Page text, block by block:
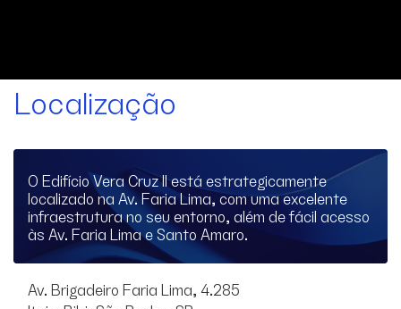
Localização
Av. Brigadeiro Faria Lima, 4.285
O Edifício Vera Cruz II está estrategicamente
localizado na Av. Faria Lima, com uma excelente
infraestrutura no seu entorno, além de fácil acesso
às Av. Faria Lima e Santo Amaro.